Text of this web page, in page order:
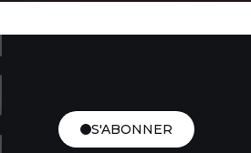
S'ABONNER